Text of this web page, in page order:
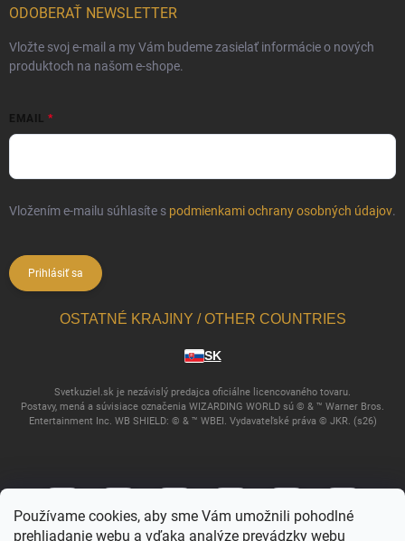
Používame cookies, aby sme Vám umožnili pohodlné
prehliadanie webu a vďaka analýze prevádzky webu
ODOBERAŤ NEWSLETTER
Vložte svoj e-mail a my Vám budeme zasielať informácie o nových
produktoch na našom e-shope.
EMAIL
Vložením e-mailu súhlasíte s podmienkami ochrany osobných údajov.
Prihlásiť sa
OSTATNÉ KRAJINY / OTHER COUNTRIES
SK
Svetkuziel.sk je nezávislý predajca oficiálne licencovaného tovaru.
Postavy, mená a súvisiace označenia WIZARDING WORLD sú © & ™ Warner Bros.
Entertainment Inc. WB SHIELD: © & ™ WBEI. Vydavateľské práva © JKR. (s26)